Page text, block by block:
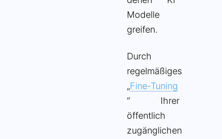
Modelle
greifen.
Durch
regelmäßiges
„Fine-Tuning
“ Ihrer
öffentlich
zugänglichen